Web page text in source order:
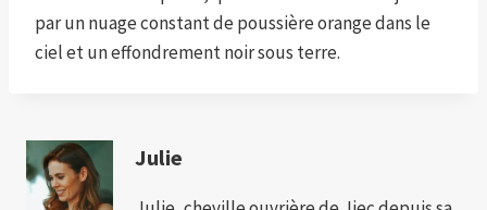
par un nuage constant de poussière orange dans le
ciel et un effondrement noir sous terre.
Julie